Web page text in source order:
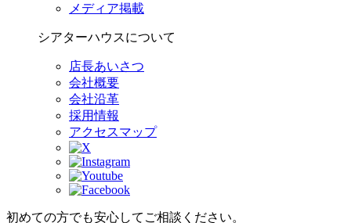
メディア掲載
シアターハウスについて
店長あいさつ
会社概要
会社沿革
採用情報
アクセスマップ
初めての方でも安心してご相談ください。